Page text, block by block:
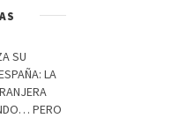
SU
LA
PERO